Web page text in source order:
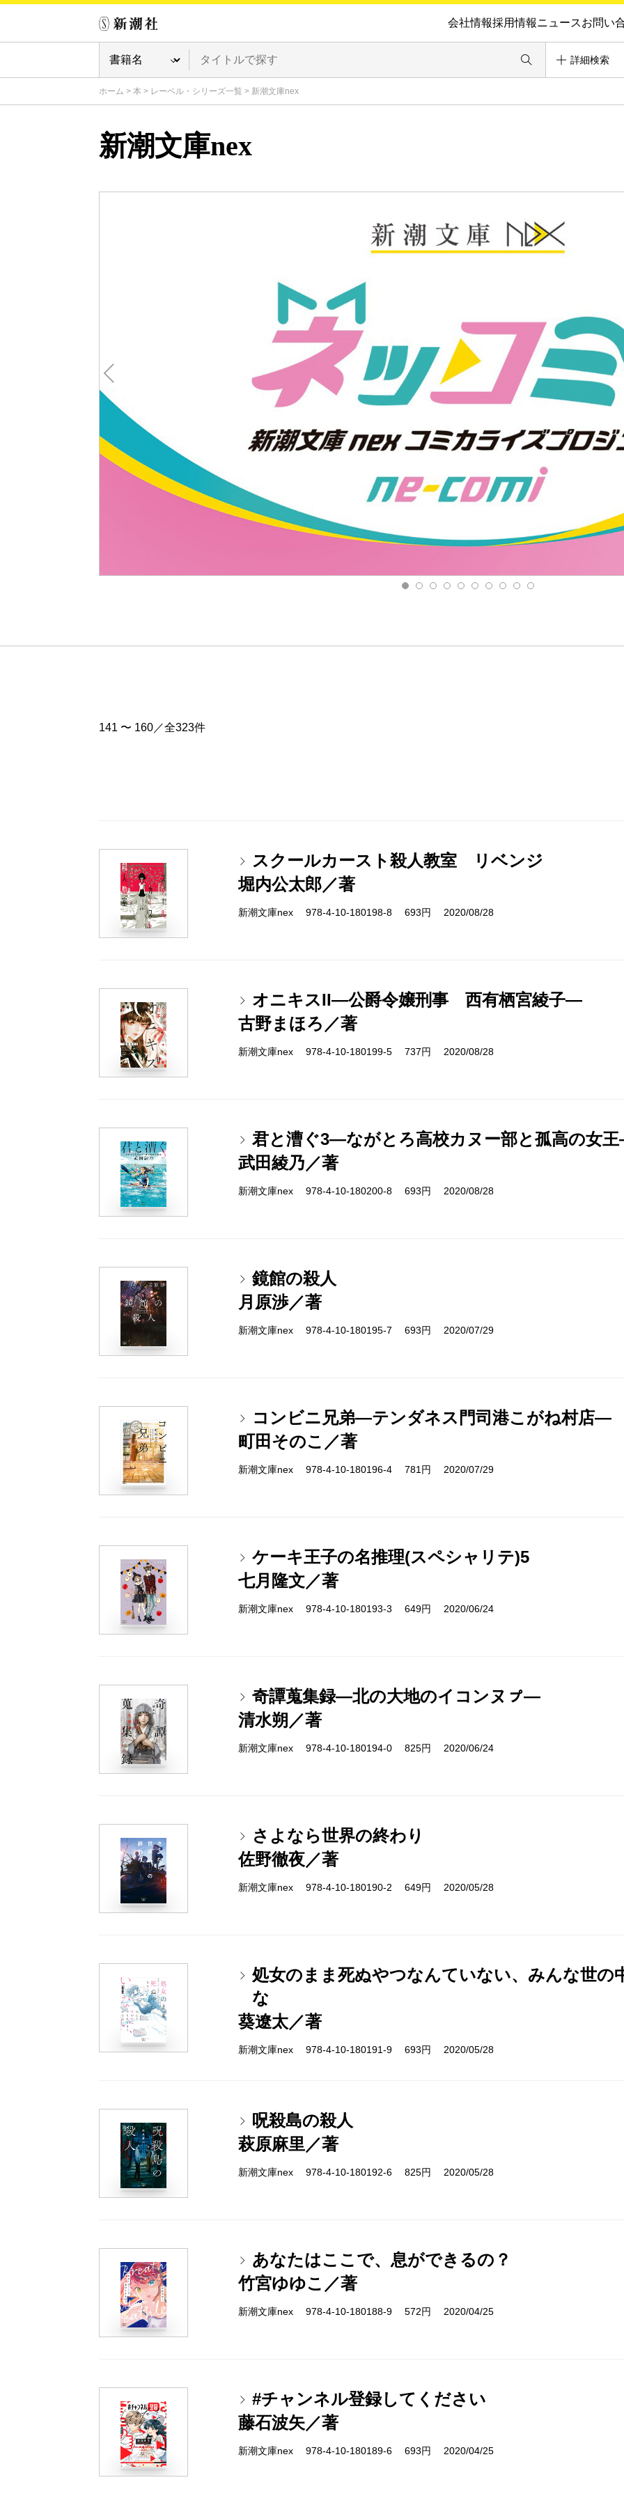
会社情報採用情報ニュースお問い
詳細検索
ホーム > 本 > レーベル・シリーズ一覧 > 新潮文庫nex
新潮文庫nex
Pre
141 〜 160／全323件
スクールカースト殺人教室 リベンジ
堀内公太郎／著
新潮文庫nex 978-4-10-180198-8 693円 2020/08/28
オニキスII―公爵令嬢刑事 西有栖宮綾子―
古野まほろ／著
新潮文庫nex 978-4-10-180199-5 737円 2020/08/28
君と漕ぐ3―ながとろ高校カヌー部と孤高の女
武田綾乃／著
新潮文庫nex 978-4-10-180200-8 693円 2020/08/28
鏡館の殺人
月原渉／著
新潮文庫nex 978-4-10-180195-7 693円 2020/07/29
コンビニ兄弟―テンダネス門司港こがね村店―
町田そのこ／著
新潮文庫nex 978-4-10-180196-4 781円 2020/07/29
ケーキ王子の名推理(スペシャリテ)5
七月隆文／著
新潮文庫nex 978-4-10-180193-3 649円 2020/06/24
奇譚蒐集録―北の大地のイコンヌㇷ゚―
清水朔／著
新潮文庫nex 978-4-10-180194-0 825円 2020/06/24
さよなら世界の終わり
佐野徹夜／著
新潮文庫nex 978-4-10-180190-2 649円 2020/05/28
処女のまま死ぬやつなんていない、みんな世の
な
葵遼太／著
新潮文庫nex 978-4-10-180191-9 693円 2020/05/28
呪殺島の殺人
萩原麻里／著
新潮文庫nex 978-4-10-180192-6 825円 2020/05/28
あなたはここで、息ができるの？
竹宮ゆゆこ／著
新潮文庫nex 978-4-10-180188-9 572円 2020/04/25
#チャンネル登録してください
藤石波矢／著
新潮文庫nex 978-4-10-180189-6 693円 2020/04/25